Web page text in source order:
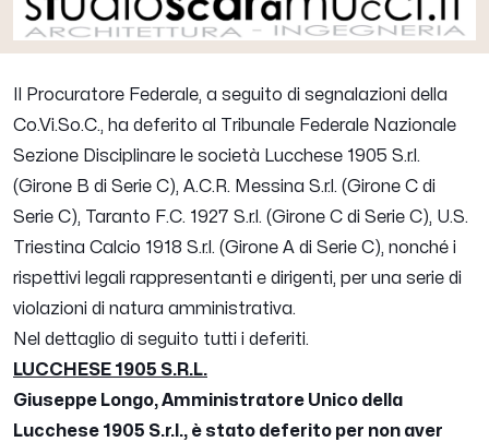
Il Procuratore Federale, a seguito di segnalazioni della
Co.Vi.So.C., ha deferito al Tribunale Federale Nazionale
Sezione Disciplinare le società Lucchese 1905 S.r.l.
(Girone B di Serie C), A.C.R. Messina S.r.l. (Girone C di
Serie C), Taranto F.C. 1927 S.r.l. (Girone C di Serie C), U.S.
Triestina Calcio 1918 S.r.l. (Girone A di Serie C), nonché i
rispettivi legali rappresentanti e dirigenti, per una serie di
violazioni di natura amministrativa.
Nel dettaglio di seguito tutti i deferiti.
LUCCHESE 1905 S.R.L.
Giuseppe Longo, Amministratore Unico della
Lucchese 1905 S.r.l., è stato deferito per non aver